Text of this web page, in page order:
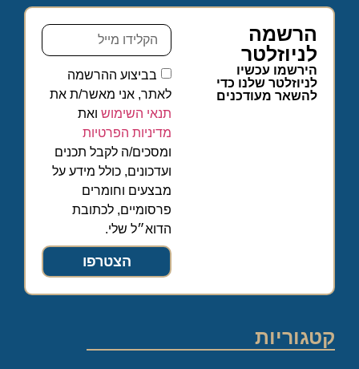
הרשמה
לניוזלטר
הירשמו עכשיו
לניוזלטר שלנו כדי
להשאר מעודכנים
בביצוע ההרשמה
לאתר, אני מאשר/ת את
תנאי השימוש ואת
מדיניות הפרטיות
ומסכים/ה לקבל תכנים
ועדכונים, כולל מידע על
מבצעים וחומרים
פרסומיים, לכתובת
הדוא״ל שלי.
הצטרפו
קטגוריות